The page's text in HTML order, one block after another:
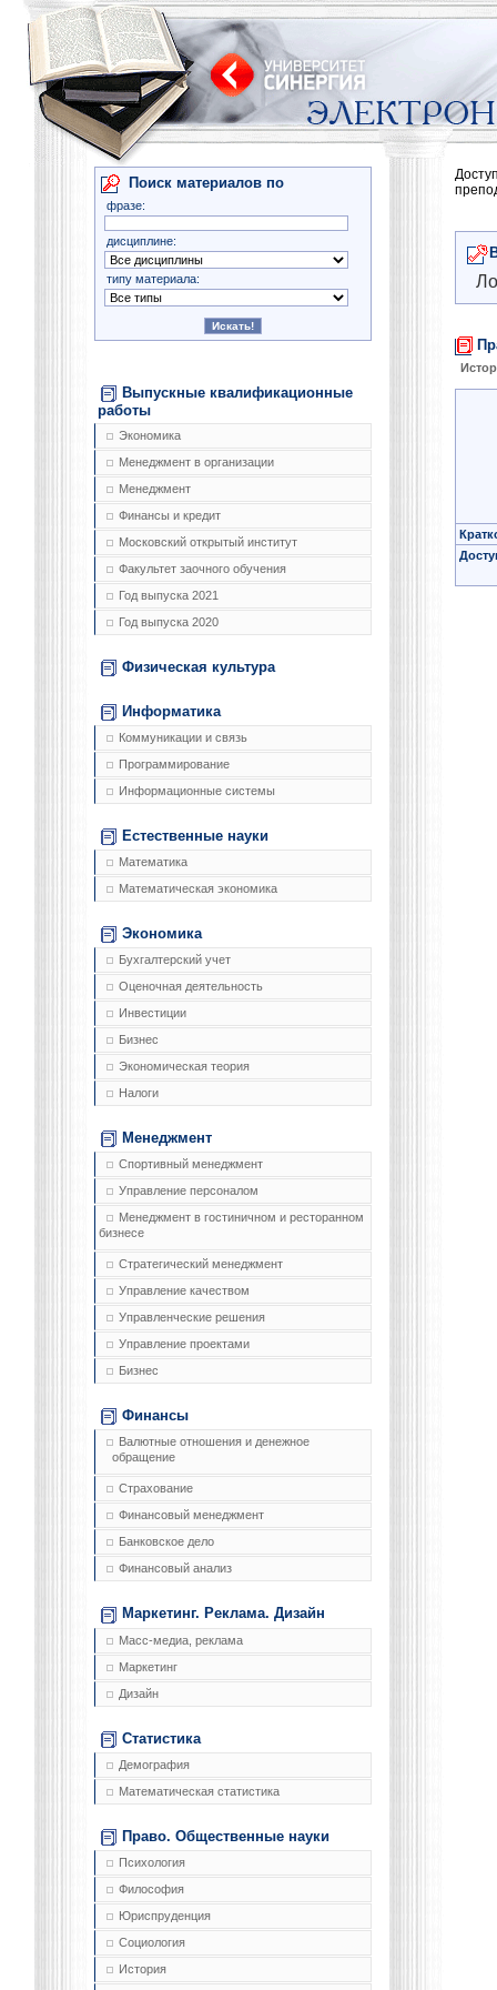
Поиск материалов по
фразе:
дисциплине:
типу материала:
Выпускные квалификационные
работы
Экономика
Менеджмент в организации
Менеджмент
Финансы и кредит
Московский открытый институт
Факультет заочного обучения
Год выпуска 2021
Год выпуска 2020
Физическая культура
Информатика
Коммуникации и связь
Программирование
Информационные системы
Естественные науки
Математика
Математическая экономика
Экономика
Бухгалтерский учет
Оценочная деятельность
Инвестиции
Бизнес
Экономическая теория
Налоги
Менеджмент
Спортивный менеджмент
Управление персоналом
Менеджмент в гостиничном и ресторанном
бизнесе
Стратегический менеджмент
Управление качеством
Управленческие решения
Управление проектами
Бизнес
Финансы
Валютные отношения и денежное
обращение
Страхование
Финансовый менеджмент
Банковское дело
Финансовый анализ
Маркетинг. Реклама. Дизайн
Масс-медиа, реклама
Маркетинг
Дизайн
Статистика
Демография
Математическая статистика
Право. Общественные науки
Психология
Философия
Юриспруденция
Социология
История